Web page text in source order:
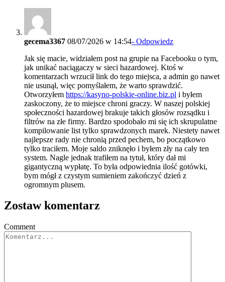
gecema3367 08/07/2026 w 14:54- Odpowiedz
Jak się macie, widziałem post na grupie na Facebooku o tym,
jak unikać naciągaczy w sieci hazardowej. Ktoś w
komentarzach wrzucił link do tego miejsca, a admin go nawet
nie usunął, więc pomyślałem, że warto sprawdzić.
Otworzyłem https://kasyno-polskie-online.biz.pl i byłem
zaskoczony, że to miejsce chroni graczy. W naszej polskiej
społeczności hazardowej brakuje takich głosów rozsądku i
filtrów na złe firmy. Bardzo spodobało mi się ich skrupulatne
kompilowanie list tylko sprawdzonych marek. Niestety nawet
najlepsze rady nie chronią przed pechem, bo początkowo
tylko traciłem. Moje saldo zniknęło i byłem zły na cały ten
system. Nagle jednak trafiłem na tytuł, który dał mi
gigantyczną wypłatę. To była odpowiednia ilość gotówki,
bym mógł z czystym sumieniem zakończyć dzień z
ogromnym plusem.
Zostaw komentarz
Comment